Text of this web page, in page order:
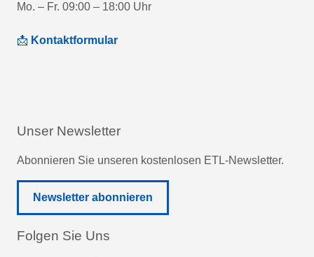
Mo. – Fr. 09:00 – 18:00 Uhr
📩 Kontaktformular
Unser Newsletter
Abonnieren Sie unseren kostenlosen ETL-Newsletter.
Newsletter abonnieren
Folgen Sie Uns